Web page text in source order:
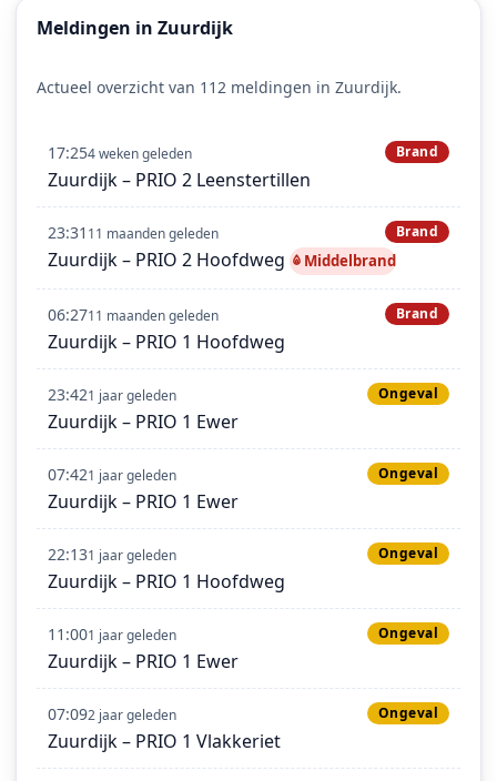
Meldingen in Zuurdijk
Actueel overzicht van 112 meldingen in Zuurdijk.
17:254 weken geleden Brand
Zuurdijk – PRIO 2 Leenstertillen
23:31 11 maanden geleden Brand
Zuurdijk – PRIO 2 Hoofdweg Middelbrand
06:2711 maanden geleden Brand
Zuurdijk – PRIO 1 Hoofdweg
23:421 jaar geleden Ongeval
Zuurdijk – PRIO 1 Ewer
07:421 jaar geleden Ongeval
Zuurdijk – PRIO 1 Ewer
22:131 jaar geleden Ongeval
Zuurdijk – PRIO 1 Hoofdweg
11:001 jaar geleden Ongeval
Zuurdijk – PRIO 1 Ewer
07:092 jaar geleden Ongeval
Zuurdijk – PRIO 1 Vlakkeriet